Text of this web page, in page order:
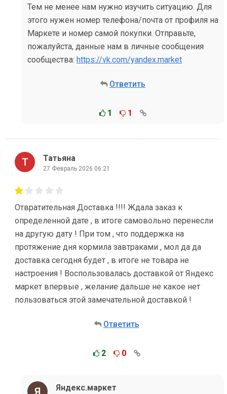
Тем не менее нам нужно изучить ситуацию. Для
этого нужен номер телефона/почта от профиля на
Маркете и номер самой покупки. Отправьте,
пожалуйста, данные нам в личные сообщения
сообщества: https://vk.com/yandex.market
Ответить
1 1
Татьяна
27 Февраль 2026 06:21
Отвратительная Доставка !!!! Ждала заказ к
определенной дате , в итоге самовольно перенесли
на другую дату ! При том , что поддержка на
протяжение дня кормила завтраками , мол да да
доставка сегодня будет , в итоге не товара не
настроения ! Воспользовалась доставкой от Яндекс
маркет впервые , желание дальше не какое нет
пользоваться этой замечательной доставкой !
Ответить
2 0
Яндекс.маркет